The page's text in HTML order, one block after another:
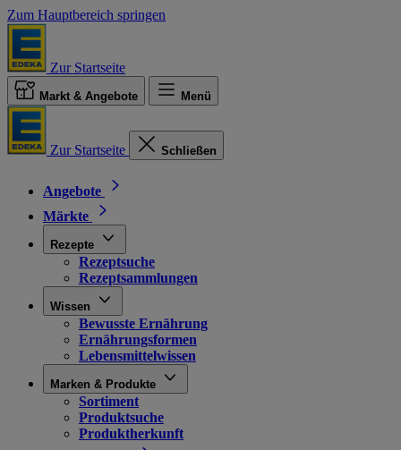
Zum Hauptbereich springen
Zur Startseite
Markt & Angebote Menü
Zur Startseite Schließen
Angebote
Märkte
Rezepte
Rezeptsuche
Rezeptsammlungen
Wissen
Bewusste Ernährung
Ernährungsformen
Lebensmittelwissen
Marken & Produkte
Sortiment
Produktsuche
Produktherkunft